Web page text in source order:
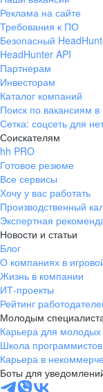
+7 343 226-79-99
pr@ural.hh.ru
ул. Янковского, д.
706 каб.
+7 861 205-55-57
pr@krd.hh.ru
Владивосток
пер. Ланинский д.
+7 423 202-33-28
pr@dv.hh.ru
Новосибирск
ул. Большевистская,
помещение 21
+7 383 207-94-64
pr@nsk.hh.ru
Минск
пр-т Дзержинского,
Реклама на сайте
Требования к ПО
Безопасный
HeadHunter API
Партнерам
Инвесторам
Каталог компаний
Поиск по вакансиям
Сетка: соцсеть для
Соискателям
hh PRO
Готовое резюме
Все сервисы
Хочу у вас работать
Производственный
Экспертная
Новости и статьи
Блог
О компаниях в
Жизнь в компании
ИТ-проекты
Рейтинг
Молодым
Карьера для молодых
Школа программистов
Карьера в
Боты для